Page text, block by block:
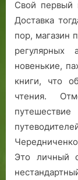
Свой первый
Доставка
пор, магазин
регулярных
новенькие,
книги, что
чтения.
Это личный